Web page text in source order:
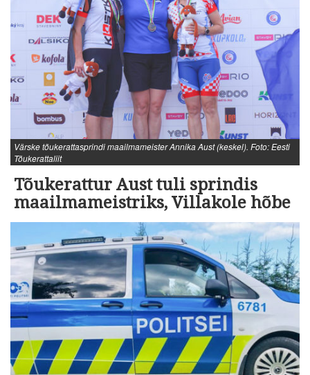
Värske tõukerattasprindi maailmameister Annika Aust (keskel). Foto: Eesti
Tõukerattaliit
Tõukerattur Aust tuli sprindis
maailmameistriks, Villakole hõbe